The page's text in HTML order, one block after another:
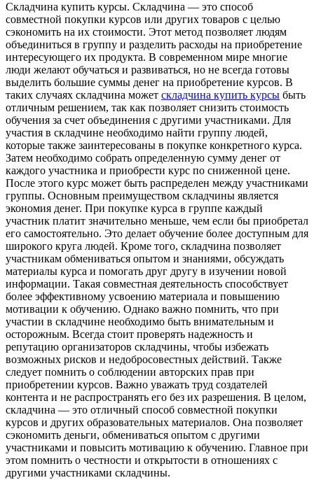
Склaдчинa купить курсы. Склaдчинa — этo способ
совместной покупки курсов или других товаров с целью
сэкономить на их стоимости. Этот метод позволяет людям
объединиться в группу и разделить расходы на приобретение
интересующего их продукта. В современном мире многие
люди желают обучаться и развиваться, но не всегда готовы
выделить большие суммы денег на приобретение курсов. В
таких случаях складчина может складчина купить курсы быть
отличным решением, так как позволяет снизить стоимость
обучения за счет объединения с другими участниками. Для
участия в складчине необходимо найти группу людей,
которые также заинтересованы в покупке конкретного курса.
Затем необходимо собрать определенную сумму денег от
каждого участника и приобрести курс по сниженной цене.
После этого курс может быть распределен между участниками
группы. Основным преимуществом складчины является
экономия денег. При покупке курса в группе каждый
участник платит значительно меньше, чем если бы приобретал
его самостоятельно. Это делает обучение более доступным для
широкого круга людей. Кроме того, складчина позволяет
участникам обмениваться опытом и знаниями, обсуждать
материалы курса и помогать друг другу в изучении новой
информации. Такая совместная деятельность способствует
более эффективному усвоению материала и повышению
мотивации к обучению. Однако важно помнить, что при
участии в складчине необходимо быть внимательным и
осторожным. Всегда стоит проверять надежность и
репутацию организаторов складчины, чтобы избежать
возможных рисков и недобросовестных действий. Также
следует помнить о соблюдении авторских прав при
приобретении курсов. Важно уважать труд создателей
контента и не распространять его без их разрешения. В целом,
складчина — это отличный способ совместной покупки
курсов и других образовательных материалов. Она позволяет
сэкономить деньги, обмениваться опытом с другими
участниками и повысить мотивацию к обучению. Главное при
этом помнить о честности и открытости в отношениях с
другими участниками складчины.